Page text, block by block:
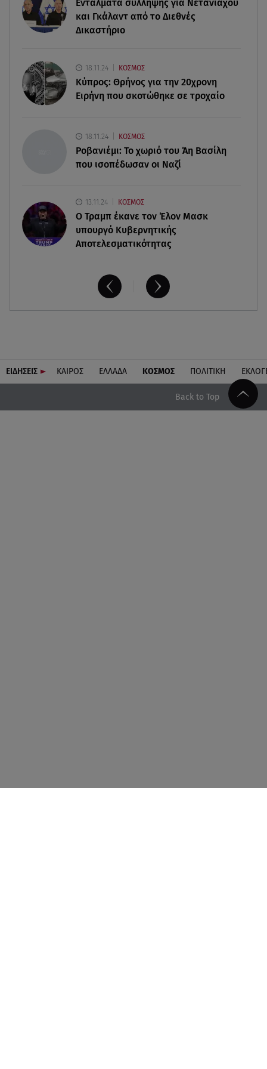
Starte - Γιώργος Δουατζής: «Με θέλγει ιδιαιτέρως
κάθε μορφή τέχνης»
«Στην κόψη του ξυραφιού» οι συνομιλίες ΗΠΑ –
Ιράν
«Oνειρευόμουν έναν άντρα σαν εσένα»
Εντάλματα σύλληψης για Νετανιάχου
και Γκάλαντ από το Διεθνές
Δικαστήριο
18.11.24 ΚΟΣΜΟΣ
Κύπρος: Θρήνος για την 20χρονη
Ειρήνη που σκοτώθηκε σε τροχαίο
18.11.24 ΚΟΣΜΟΣ
Ροβανιέμι: Το χωριό του Άη Βασίλη
που ισοπέδωσαν οι Ναζί
13.11.24 ΚΟΣΜΟΣ
O Τραμπ έκανε τον Έλον Μασκ
υπουργό Κυβερνητικής
Αποτελεσματικότητας
ΕΙΔΗΣΕΙΣ ΚΑΙΡΟΣ ΕΛΛΑΔΑ ΚΟΣΜΟΣ ΠΟΛΙΤΙΚΗ
Back to Top